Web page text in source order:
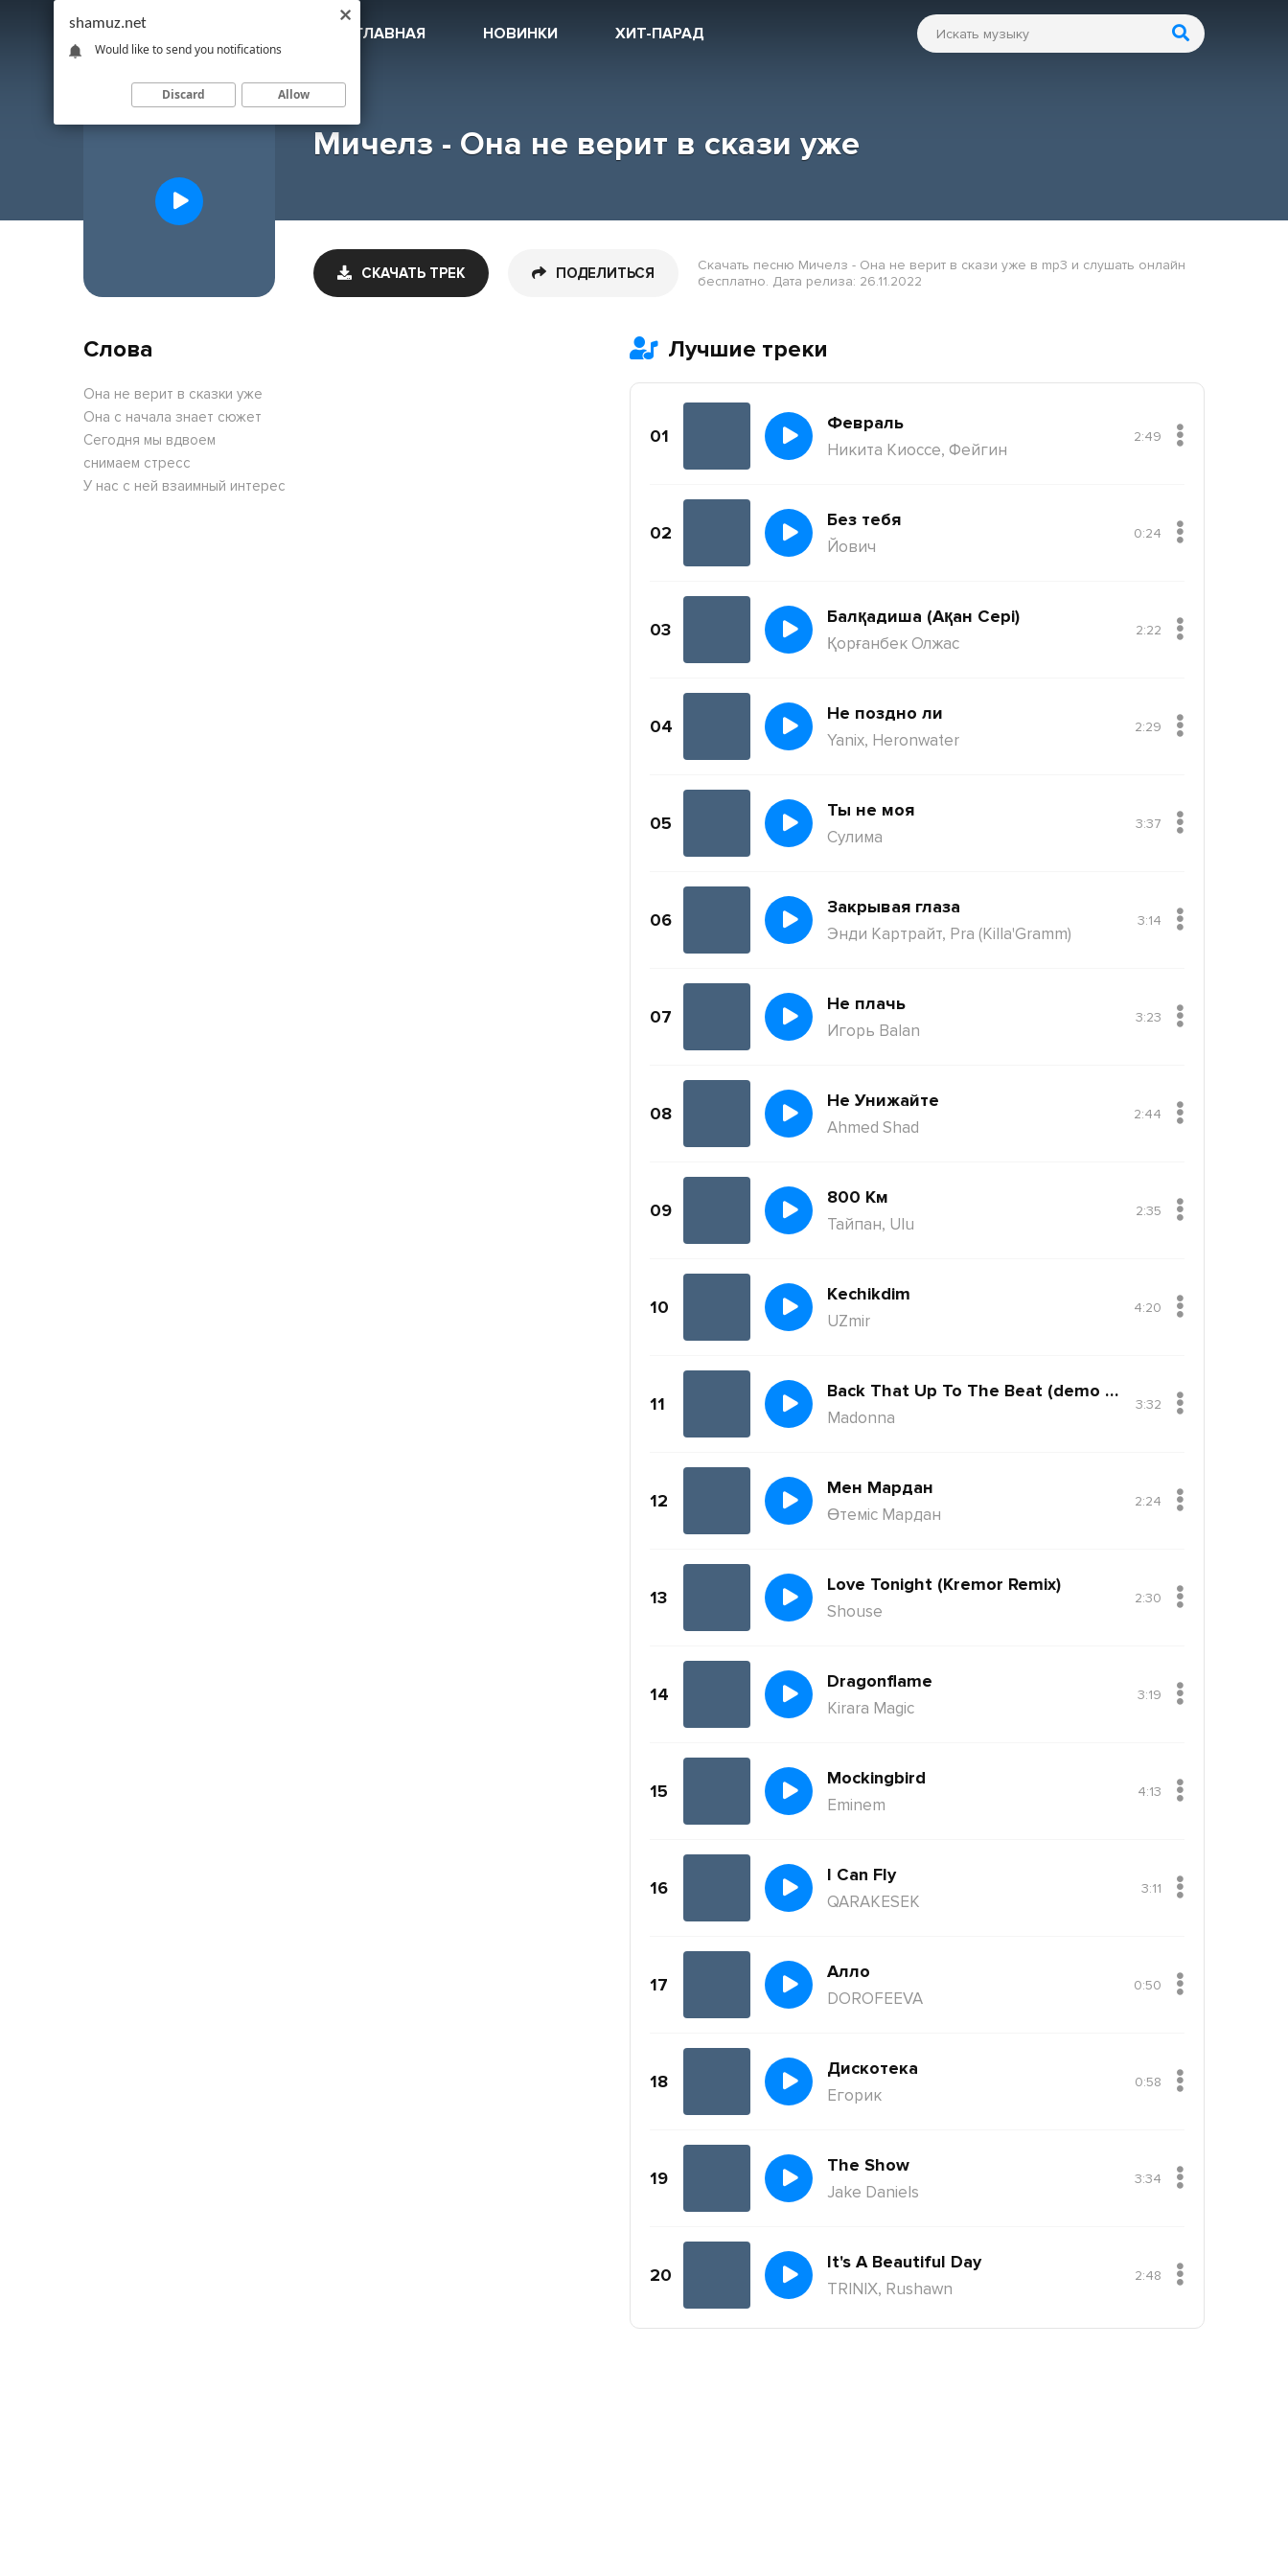
SHAMUZ ГЛАВНАЯ НОВИНКИ ХИТ-ПАРАД
Мичелз - Она не верит в скази уже
СКАЧАТЬ ТРЕК ПОДЕЛИТЬСЯ
Скачать песню Мичелз - Она не верит в скази уже в mp3 и слушать онлайн
бесплатно. Дата релиза: 26.11.2022
Слова
Она не верит в сказки уже
Она с начала знает сюжет
Сегодня мы вдвоем
снимаем стресс
У нас с ней взаимный интерес
Лучшие треки
01
Февраль
Никита Киоссе, Фейгин
2:49
02
Без тебя
Йович
0:24
03
Балқадиша (Ақан Сері)
Қорғанбек Олжас
2:22
04
Не поздно ли
Yanix, Heronwater
2:29
05
Ты не моя
Сулима
3:37
06
Закрывая глаза
Энди Картрайт, Pra (Killa'Gramm)
3:14
07
Не плачь
Игорь Balan
3:23
08
Не Унижайте
Ahmed Shad
2:44
09
800 Км
Тайпан, Ulu
2:35
10
Kechikdim
UZmir
4:20
11
Back That Up To The Beat (demo Version)
Madonna
3:32
12
Мен Мардан
Өтеміс Мардан
2:24
13
Love Tonight (Kremor Remix)
Shouse
2:30
14
Dragonflame
Kirara Magic
3:19
15
Mockingbird
Eminem
4:13
16
I Can Fly
QARAKESEK
3:11
17
Алло
DOROFEEVA
0:50
18
Дискотека
Егорик
0:58
19
The Show
Jake Daniels
3:34
20
It's A Beautiful Day
TRINIX, Rushawn
2:48
shamuz.net
Would like to send you notifications
Discard Allow